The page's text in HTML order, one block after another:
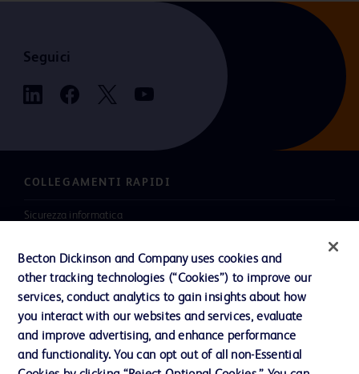
Seguici
COLLEGAMENTI RAPIDI
Sicurezza informatica
Investitori
Notizie, media e blog
La nostra azienda
Becton Dickinson and Company uses cookies and
other tracking technologies (“Cookies”) to improve our
services, conduct analytics to gain insights about how
you interact with our websites and services, evaluate
and improve advertising, and enhance performance
and functionality. You can opt out of all non-Essential